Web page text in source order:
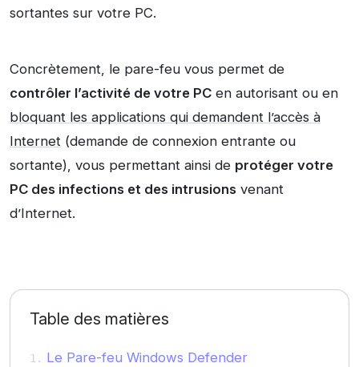
sortantes sur votre PC.
Concrètement, le pare-feu vous permet de
contrôler l’activité de votre PC en autorisant ou en
bloquant les applications qui demandent l’accès à
Internet (demande de connexion entrante ou
sortante), vous permettant ainsi de protéger votre
PC des infections et des intrusions venant
d’Internet.
Table des matières
Le Pare-feu Windows Defender